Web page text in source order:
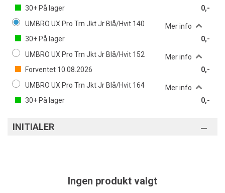
30+ På lager
0,-
UMBRO UX Pro Trn Jkt Jr Blå/Hvit 140
Mer info
30+ På lager
0,-
UMBRO UX Pro Trn Jkt Jr Blå/Hvit 152
Mer info
Forventet 10.08.2026
0,-
UMBRO UX Pro Trn Jkt Jr Blå/Hvit 164
Mer info
30+ På lager 0,-
INITIALER
Ingen produkt valgt